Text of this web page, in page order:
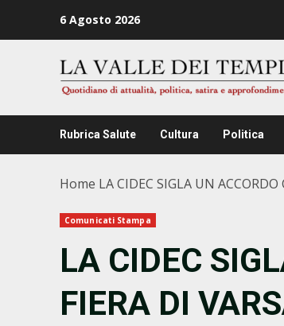
6 Agosto 2026
Rubrica Salute Cultura Politica
Home LA CIDEC SIGLA UN
Comunicati Stampa
LA CIDEC
FIERA DI